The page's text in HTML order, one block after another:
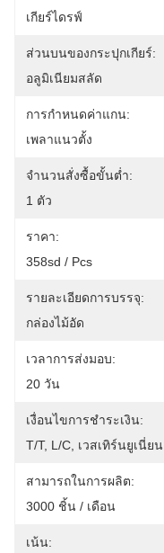
เกียร์ไดรฟ์
ส่วนบนของกระปุกเกียร์:
อลูมิเนียมสลัด
การกำหนดค่าแกน:
เพลาแนวตั้ง
จำนวนสั่งซื้อขั้นต่ำ:
1 ตัว
ราคา:
358sd / Pcs
รายละเอียดการบรรจุ:
กล่องไม้อัด
เวลาการส่งมอบ:
20 วัน
เงื่อนไขการชำระเงิน:
T/T, L/C, เวสเทิร์นยูเนี่ยน
สามารถในการผลิต:
3000 ชิ้น / เดือน
เน้น: